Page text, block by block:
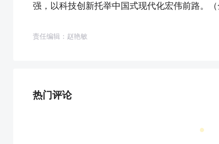
强，以科技创新托举中国式现代化宏伟前路。
责任编辑：赵艳敏
热门评论